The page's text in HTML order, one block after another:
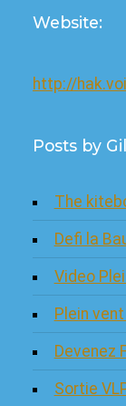
Website:
http://
Posts by
The
Defi la
Video
Plein
Devenez
Sortie